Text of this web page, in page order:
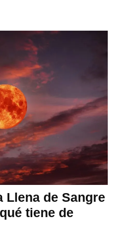
Llena de Sangre
tiene de